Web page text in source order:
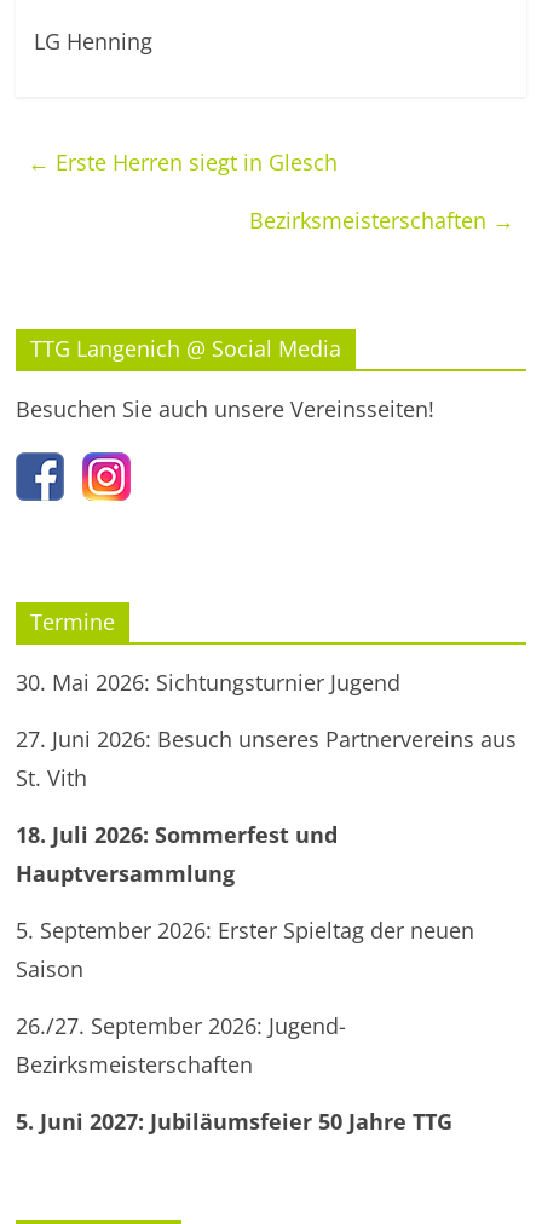
LG Henning
← Erste Herren siegt in Glesch
Bezirksmeisterschaften →
TTG Langenich @ Social Media
Besuchen Sie auch unsere Vereinsseiten!
Termine
30. Mai 2026: Sichtungsturnier Jugend
27. Juni 2026: Besuch unseres Partnervereins aus
St. Vith
18. Juli 2026: Sommerfest und
Hauptversammlung
5. September 2026: Erster Spieltag der neuen
Saison
26./27. September 2026: Jugend-
Bezirksmeisterschaften
5. Juni 2027: Jubiläumsfeier 50 Jahre TTG